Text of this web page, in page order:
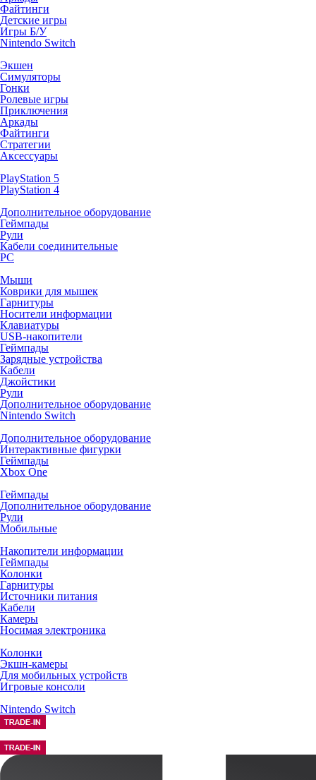
Файтинги
Детские игры
Игры Б/У
Nintendo Switch
Экшен
Симуляторы
Гонки
Ролевые игры
Приключения
Аркады
Файтинги
Стратегии
Аксессуары
PlayStation 5
PlayStation 4
Дополнительное оборудование
Геймпады
Рули
Кабели соединительные
PC
Мыши
Коврики для мышек
Гарнитуры
Носители информации
Клавиатуры
USB-накопители
Геймпады
Зарядные устройства
Кабели
Джойстики
Рули
Дополнительное оборудование
Nintendo Switch
Дополнительное оборудование
Интерактивные фигурки
Геймпады
Xbox One
Геймпады
Дополнительное оборудование
Рули
Мобильные
Накопители информации
Геймпады
Колонки
Гарнитуры
Источники питания
Кабели
Камеры
Носимая электроника
Колонки
Экшн-камеры
Для мобильных устройств
Игровые консоли
Nintendo Switch